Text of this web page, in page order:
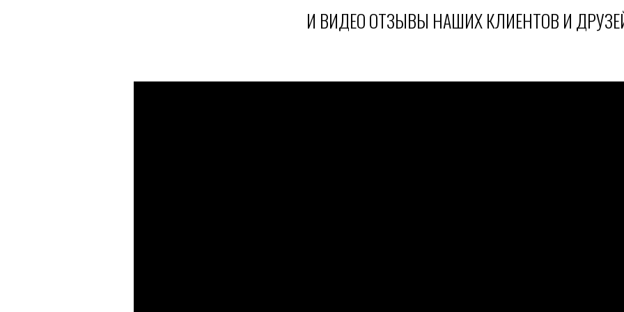
И ВИДЕО ОТЗЫВЫ НАШИХ КЛИЕНТОВ И